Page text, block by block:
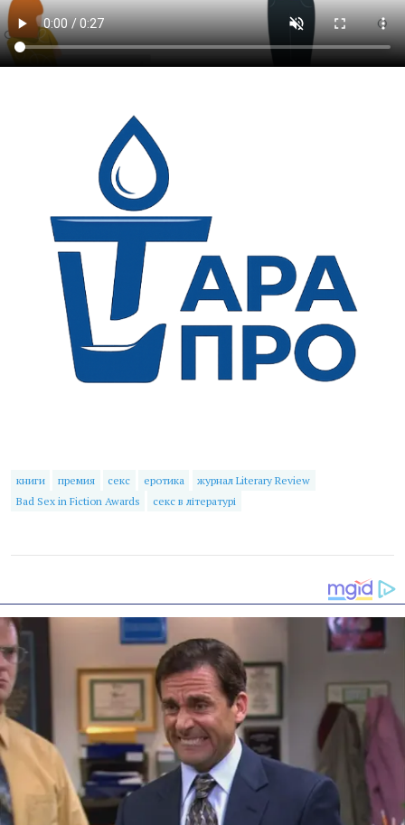
книги премия секс еротика
журнал Literary Review
Bad Sex in Fiction Awards
секс в літературі